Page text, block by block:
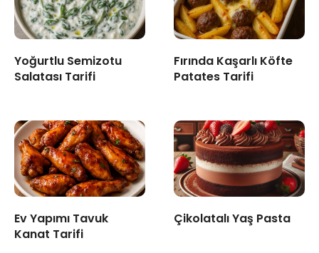
Yoğurtlu Semizotu
Salatası Tarifi
Fırında Kaşarlı Köfte
Patates Tarifi
Ev Yapımı Tavuk
Kanat Tarifi
Çikolatalı Yaş Pasta